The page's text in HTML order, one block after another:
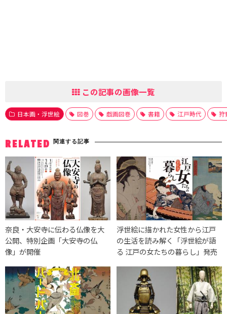
この記事の画像一覧
日本画・浮世絵 図巻 戯画図巻 書籍 江戸時代 狩
RELATED 関連する記事
奈良・大安寺に伝わる仏像を大
公開、特別企画「大安寺の仏
像」が開催
浮世絵に描かれた女性から江戸
の生活を読み解く「浮世絵が語
る 江戸の女たちの暮らし」発売